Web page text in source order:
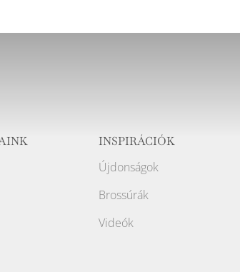
INSPIRÁCIÓK
Újdonságok
Brossúrák
Videók